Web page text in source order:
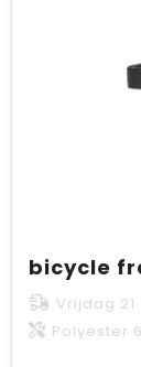
bicycle
Vrijdag
Polyester